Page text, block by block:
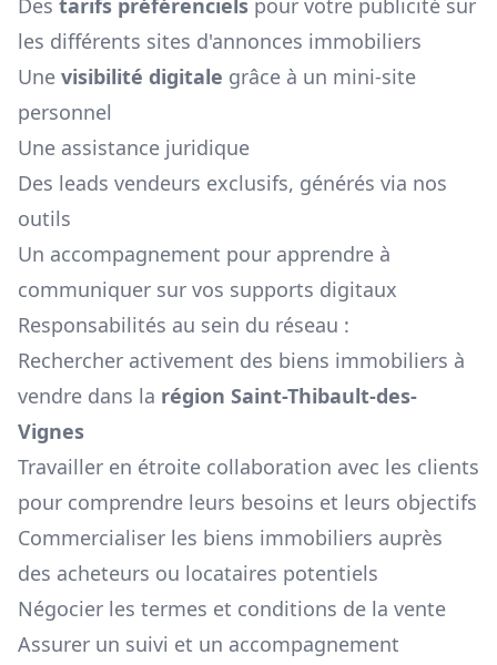
Des tarifs préférenciels pour votre publicité sur
les différents sites d'annonces immobiliers
Une visibilité digitale grâce à un mini-site
personnel
Une assistance juridique
Des leads vendeurs exclusifs, générés via nos
outils
Un accompagnement pour apprendre à
communiquer sur vos supports digitaux
Responsabilités au sein du réseau :
Rechercher activement des biens immobiliers à
vendre dans la région Saint-Thibault-des-
Vignes
Travailler en étroite collaboration avec les clients
pour comprendre leurs besoins et leurs objectifs
Commercialiser les biens immobiliers auprès
des acheteurs ou locataires potentiels
Négocier les termes et conditions de la vente
Assurer un suivi et un accompagnement